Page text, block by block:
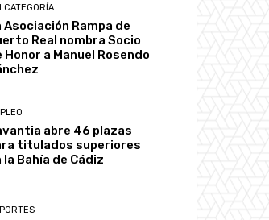
CATEGORÍA
Asociación Rampa de
Real nombra Socio
Honor a Manuel Rosendo
abre 46 plazas
titulados superiores
la Bahía de Cádiz